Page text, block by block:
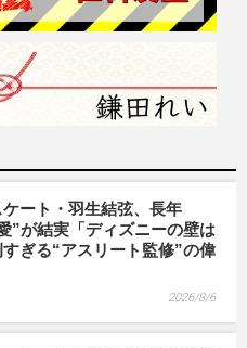
ート・羽生結弦、長年
”が結実「ディズニーの壁は
ぎる“アスリート監修”の偉
2026/8/6